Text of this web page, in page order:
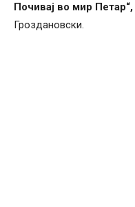
Почивај во мир Петар“,
Гроздановски.